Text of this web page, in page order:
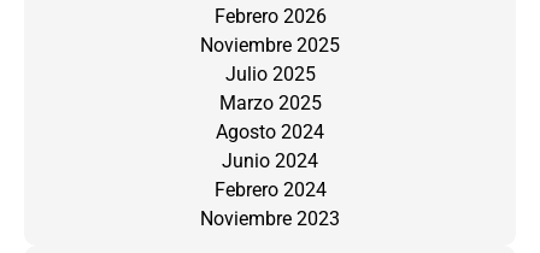
Febrero 2026
Noviembre 2025
Julio 2025
Marzo 2025
Agosto 2024
Junio 2024
Febrero 2024
Noviembre 2023